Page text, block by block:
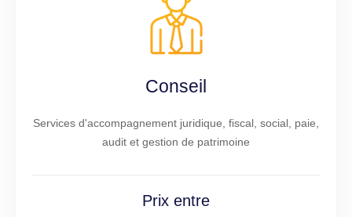
Conseil
Services d'accompagnement juridique, fiscal, social, paie,
audit et gestion de patrimoine
Prix entre